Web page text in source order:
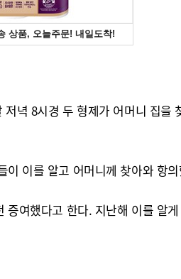
녁 8시경 두 형제가 어머니 집
이를 알고 어머니께 찾아와 항
여했다고 한다. 지난해 이를 알